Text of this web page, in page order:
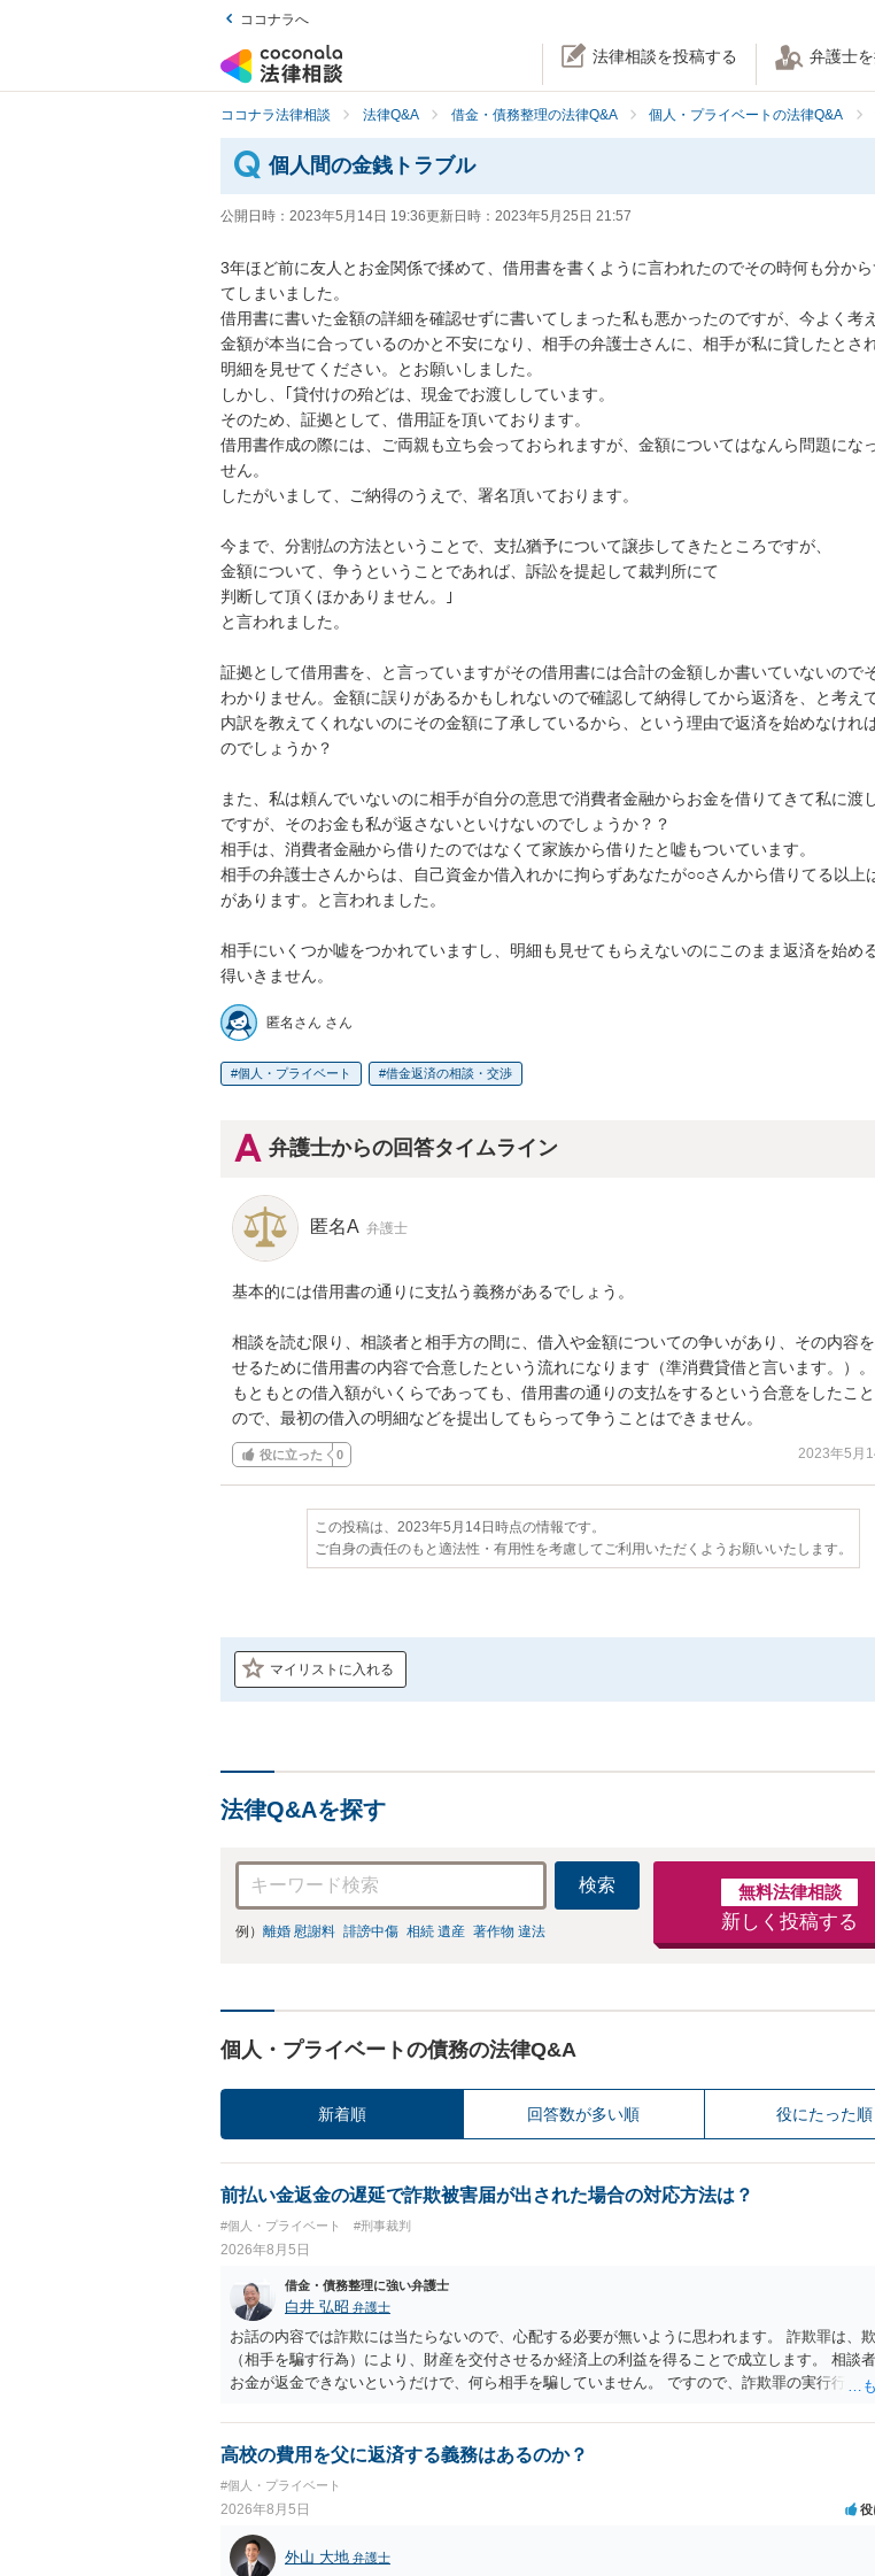
ココナラへ
法律相談を投稿する 弁護士
ココナラ法律相談 法律Q&A 借金・債務整理の法律Q&A 個人・プライベートの法律Q&A
個人間の金銭トラブル
公開日時： 2023年5月14日 19:36更新日時： 2023年5月25日 21:57
3年ほど前に友人とお金関係で揉めて、借用書を書くように言われたのでその時何も分か
てしまいました。
借用書に書いた金額の詳細を確認せずに書いてしまった私も悪かったのですが、今よく考
金額が本当に合っているのかと不安になり、相手の弁護士さんに、相手が私に貸したとさ
明細を見せてください。とお願いしました。
しかし、｢貸付けの殆どは、現金でお渡ししています。
そのため、証拠として、借用証を頂いております。
借用書作成の際には、ご両親も立ち会っておられますが、金額についてはなんら問題にな
せん。
したがいまして、ご納得のうえで、署名頂いております。
今まで、分割払の方法ということで、支払猶予について譲歩してきたところですが、
金額について、争うということであれば、訴訟を提起して裁判所にて
判断して頂くほかありません。｣
と言われました。
証拠として借用書を、と言っていますがその借用書には合計の金額しか書いていないので
わかりません。金額に誤りがあるかもしれないので確認して納得してから返済を、と考え
内訳を教えてくれないのにその金額に了承しているから、という理由で返済を始めなけれ
のでしょうか？
また、私は頼んでいないのに相手が自分の意思で消費者金融からお金を借りてきて私に渡
ですが、そのお金も私が返さないといけないのでしょうか？？
相手は、消費者金融から借りたのではなくて家族から借りたと嘘もついています。
相手の弁護士さんからは、自己資金か借入れかに拘らずあなたが○○さんから借りてる以上
があります。と言われました。
相手にいくつか嘘をつかれていますし、明細も見せてもらえないのにこのまま返済を始め
得いきません。
匿名さん さん
個人・プライベート 借金返済の相談・交渉
弁護士からの回答タイムライン
匿名A 弁護士
基本的には借用書の通りに支払う義務があるでしょう。
相談を読む限り、相談者と相手方の間に、借入や金額についての争いがあり、その内容
せるために借用書の内容で合意したという流れになります（準消費貸借と言います。）。
もともとの借入額がいくらであっても、借用書の通りの支払をするという合意をしたこ
ので、最初の借入の明細などを提出してもらって争うことはできません。
役に立った 0 2023年5月
この投稿は、2023年5月14日時点の情報です。
ご自身の責任のもと適法性・有用性を考慮してご利用いただくようお願いいたします。
マイリストに入れる
法律Q&Aを探す
検索
例） 離婚 慰謝料 誹謗中傷 相続 遺産 著作物 違法
無料法律相談
新しく投稿する
個人・プライベートの債務の法律Q&A
新着順 回答数が多い順 役にたった順
前払い金返金の遅延で詐欺被害届が出された場合の対応方法は？
#個人・プライベート #刑事裁判
2026年8月5日
借金・債務整理に強い弁護士
白井 弘昭 弁護士
お話の内容では詐欺には当たらないので、心配する必要が無いように思われます。 詐欺罪は、
（相手を騙す行為）により、財産を交付させるか経済上の利益を得ることで成立します。 相談者
お金が返金できないというだけで、何ら相手を騙していません。 ですので、詐欺罪の実行行為
を述べた場合は、捜査はあるかもしれません。 ただし、捜査において、真実を説明すれば、「
しなさいよ」程度の注意で済むことだと思われます。 また、返せるお金が無いのであれば、返
高校の費用を父に返済する義務はあるのか？
#個人・プライベート
2026年8月5日 役
外山 大地 弁護士